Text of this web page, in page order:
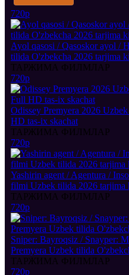
720p
Ayol qasosi / Qasoskor ayol /
tilida O'zbekcha 2026 tarjima
ТАРЖИМА ФИЛМЛАР
720p
Odissey Premyera 2026
HD tas-ix skachat
ТАРЖИМА ФИЛМЛАР
720p
Yashirin agent / Agentura /
filmi Uzbek tilida 2026 tarjima
ТАРЖИМА ФИЛМЛАР
720p
Sniper: Bayroqsiz / Snayper:
Premyera Uzbek tilida
ТАРЖИМА ФИЛМЛАР
720p